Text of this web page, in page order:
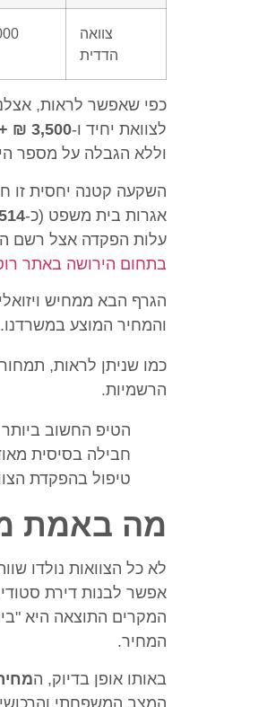
צוואה
הדדית
₪
כפי שאפשר לראות,
לצוואת יחיד ו-3,500 ₪ + מע"מ
וללא הגבלה על מספר
השקעה קטנה יחסית זו
אגרות בית משפט (כ-₪
עלות הפקדה אצל רשם
בתחום הירושה באתר
הגרף הבא ממחיש
והמחיר המוצע במשרדנו.
כמו שניתן לראות,
הרשמיות.
הטיפ החשוב
חבילה בסיסית
טיפול בהפקדת
מה באמת
לא כל הצוואות נולדו
אפשר לבנות דירת
המקרים התוצאה היא
המחיר.
באותו אופן בדיוק, ה
המצב המשפחתי